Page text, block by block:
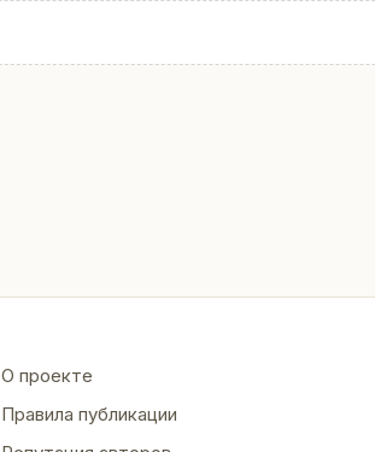
О проекте
Правила публикации